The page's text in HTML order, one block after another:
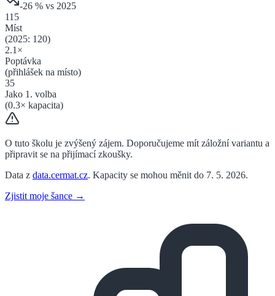
-26 % vs 2025
115
Míst
(2025: 120)
2.1 ×
Poptávka
(přihlášek na místo)
35
Jako 1. volba
(0.3× kapacita)
O tuto školu je zvýšený zájem. Doporučujeme mít záložní variantu a
připravit se na přijímací zkoušky.
Data z data.cermat.cz. Kapacity se mohou měnit do 7. 5. 2026.
Zjistit moje šance →